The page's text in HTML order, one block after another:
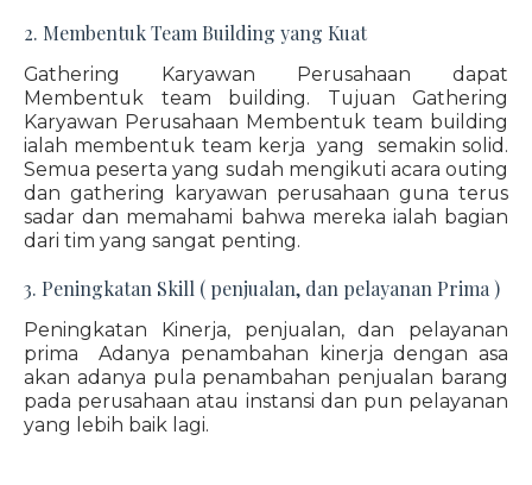
2. Membentuk Team Building yang Kuat
Gathering Karyawan Perusahaan dapat
Membentuk team building. Tujuan Gathering
Karyawan Perusahaan Membentuk team building
ialah membentuk team kerja yang semakin solid.
Semua peserta yang sudah mengikuti acara outing
dan gathering karyawan perusahaan guna terus
sadar dan memahami bahwa mereka ialah bagian
dari tim yang sangat penting.
3. Peningkatan Skill ( penjualan, dan pelayanan Prima )
Peningkatan Kinerja, penjualan, dan pelayanan
prima Adanya penambahan kinerja dengan asa
akan adanya pula penambahan penjualan barang
pada perusahaan atau instansi dan pun pelayanan
yang lebih baik lagi.